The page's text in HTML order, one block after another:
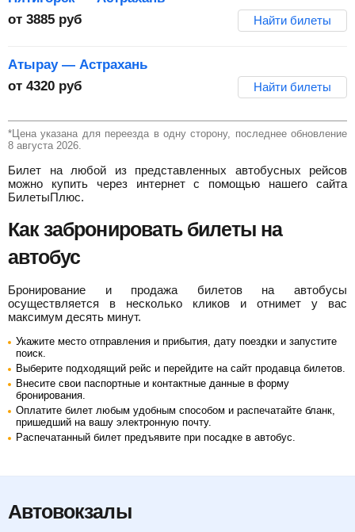
от 3885 руб Найти билеты
Атырау — Астрахань
от 4320 руб Найти билеты
*Цена указана для переезда в одну сторону, последнее обновление
8 августа 2026.
Билет на любой из представленных автобусных рейсов
можно купить через интернет с помощью нашего сайта
БилетыПлюс.
Как забронировать билеты на
автобус
Бронирование и продажа билетов на автобусы
осуществляется в несколько кликов и отнимет у вас
максимум десять минут.
Укажите место отправления и прибытия, дату поездки и запустите
поиск.
Выберите подходящий рейс и перейдите на сайт продавца билетов.
Внесите свои паспортные и контактные данные в форму
бронирования.
Оплатите билет любым удобным способом и распечатайте бланк,
пришедший на вашу электронную почту.
Распечатанный билет предъявите при посадке в автобус.
Автовокзалы